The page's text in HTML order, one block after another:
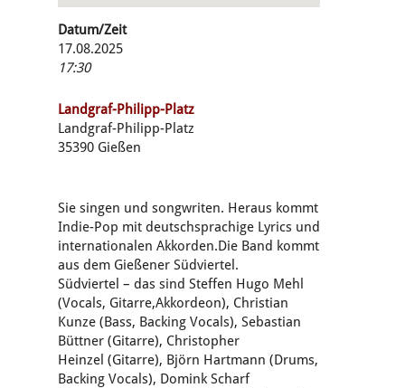
Datum/Zeit
17.08.2025
17:30
Landgraf-Philipp-Platz
Landgraf-Philipp-Platz
35390 Gießen
Sie singen und songwriten. Heraus kommt
Indie-Pop mit deutschsprachige Lyrics und
internationalen Akkorden.Die Band kommt
aus dem Gießener Südviertel.
Südviertel – das sind Steffen Hugo Mehl
(Vocals, Gitarre,Akkordeon), Christian
Kunze (Bass, Backing Vocals), Sebastian
Büttner (Gitarre), Christopher
Heinzel (Gitarre), Björn Hartmann (Drums,
Backing Vocals), Domink Scharf